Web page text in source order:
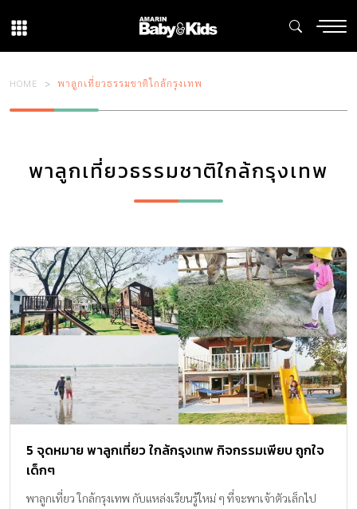
HOME พาลูกเที่ยวธรรมชาติใกล้กรุงเทพ
พาลูกเที่ยวธรรมชาติใกล้กรุงเทพ
5 จุดหมาย พาลูกเที่ยว ใกล้กรุงเทพ กิจกรรมเพียบ ถูกใจ
เด็กๆ
พาลูกเที่ยว ใกล้กรุงเทพ กับแหล่งเรียนรู้ใหม่ ๆ ที่จะพาเจ้าตัวเล็กไป